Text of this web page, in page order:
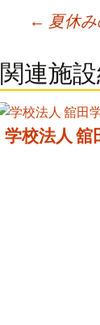
Post
← 夏休
関連施
学校法人 舘